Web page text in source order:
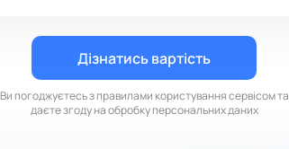
Ви погоджуєтесь з правилами користування сервісом та
даєте згоду на обробку персональних даних